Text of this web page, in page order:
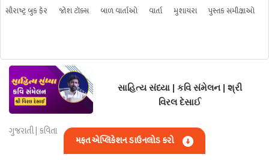
સૌરાષ્ટ્ર બુક ફેર જોશ ટૉક્સ બાળ વાર્તાઓ વાર્તા મુશાયરા પુસ્તક સમીક્ષાઓ
સાહિત્ય સંધ્યા | કવિ સંમેલન | શ્રી
વિરલ દેસાઈ
ગુજરાતી | કવિતા
મફત એપ્લિકેશન ડાઉનલોડ કરો